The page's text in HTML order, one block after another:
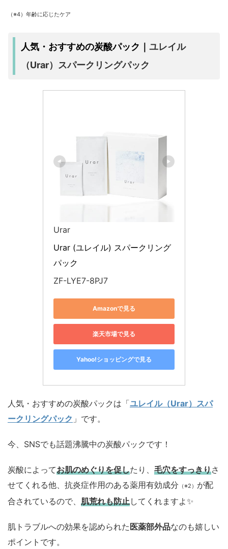
（※4）年齢に応じたケア
人気・おすすめの炭酸パック｜ユレイル
（Urar）スパークリングパック
Urar
Urar (ユレイル) スパークリング
パック
ZF-LYE7-8PJ7
Amazonで見る
楽天市場で見る
Yahoo!ショッピングで見る
人気・おすすめの炭酸パックは「ユレイル（Urar）スパ
ークリングパック 」です。
今、SNSでも話題沸騰中の炭酸パックです！
炭酸によってお肌のめぐりを促したり、 毛穴をすっきりさ
せてくれる他、抗炎症作用のある薬用有効成分 （※2） が配
合されているので、 肌荒れも防止してくれますよ✨
肌トラブルへの効果を認められた医薬部外品なのも嬉しい
ポイントです。